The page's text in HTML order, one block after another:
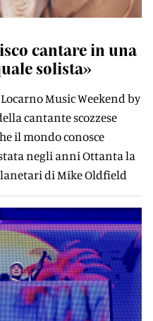
cantare in una
solista»
Music Weekend by
cantante scozzese
il mondo conosce
negli anni Ottanta la
di Mike Oldfield